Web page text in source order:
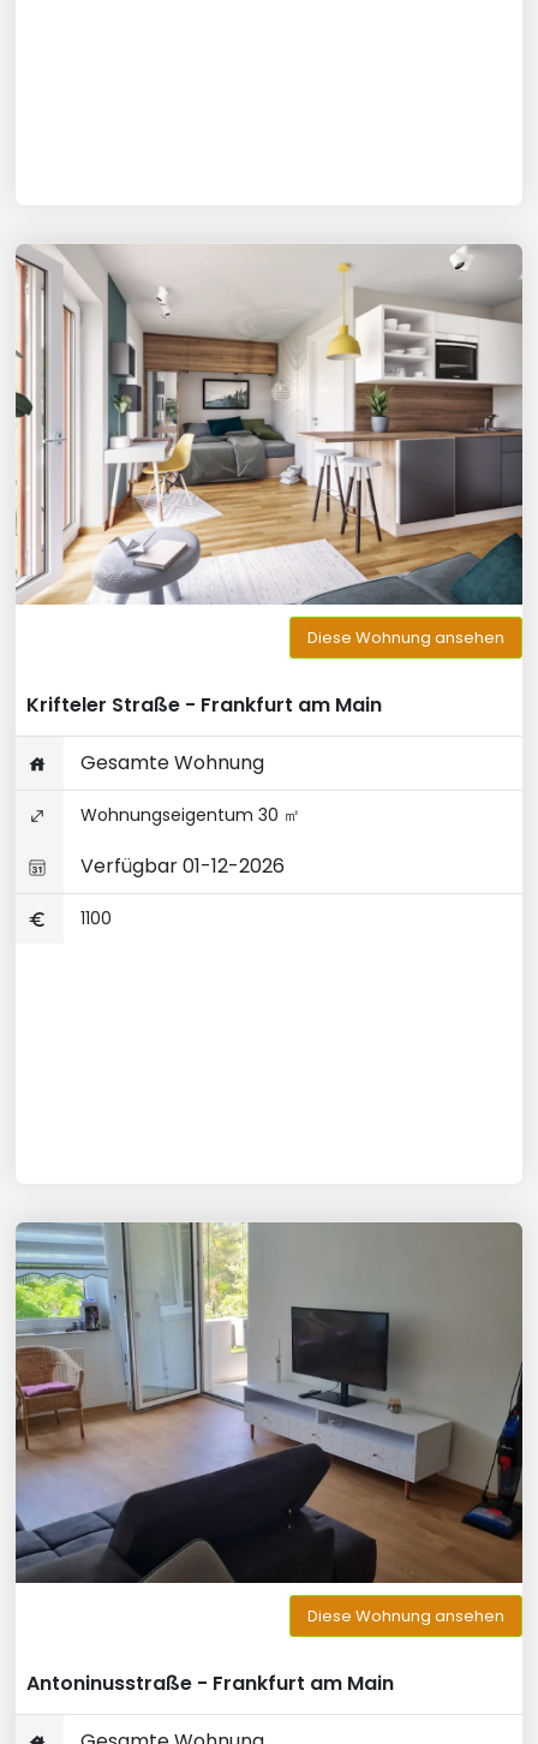
Diese Wohnung ansehen
Krifteler Straße - Frankfurt am Main
Gesamte Wohnung
Wohnungseigentum 30 ㎡
Verfügbar 01-12-2026
1100
Diese Wohnung ansehen
Antoninusstraße - Frankfurt am Main